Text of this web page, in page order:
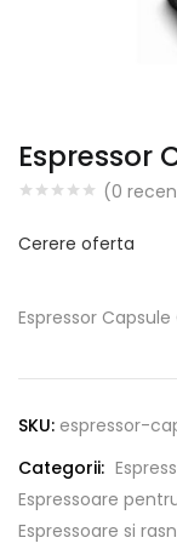
Espressor
(0
Cerere oferta
Espressor
SKU: espressor-
Categorii:
Espressoare
Espressoare si